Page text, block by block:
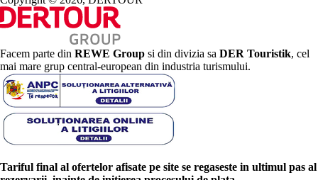
Facem parte din REWE Group si din divizia sa DER Touristik, cel
mai mare grup central-european din industria turismului.
Tariful final al ofertelor afisate pe site se regaseste in ultimul pas al